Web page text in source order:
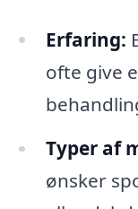
Erfaring:
ofte give
Typer af
ønsker